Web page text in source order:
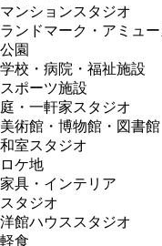
マンションスタジオ
ランドマーク・アミュ
公園
学校・病院・福祉施設
スポーツ施設
庭・一軒家スタジオ
美術館・博物館・図書館
和室スタジオ
ロケ地
家具・インテリア
スタジオ
洋館ハウススタジオ
軽食